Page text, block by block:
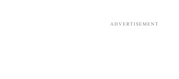
ADVERTISEMENT